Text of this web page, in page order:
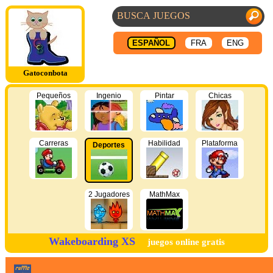
Gatoconbota
ESPAÑOL FRA ENG
Pequeños Ingenio Pintar Chicas
Carreras Deportes Habilidad Plataforma
2 Jugadores MathMax
Wakeboarding XS juegos online gratis